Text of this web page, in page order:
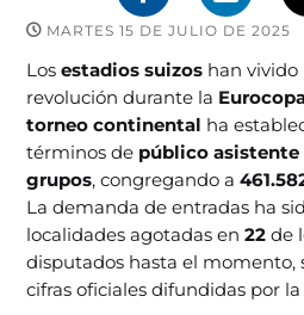
MARTES 15 DE JULIO DE 2025
Losestadios suizos han
revolución durante la
torneo continental ha
términos de público asistente
grupos, congregando a
La demanda de entradas ha
localidades agotadas en22 de
disputados hasta el momento,
cifras oficiales difundidas por la